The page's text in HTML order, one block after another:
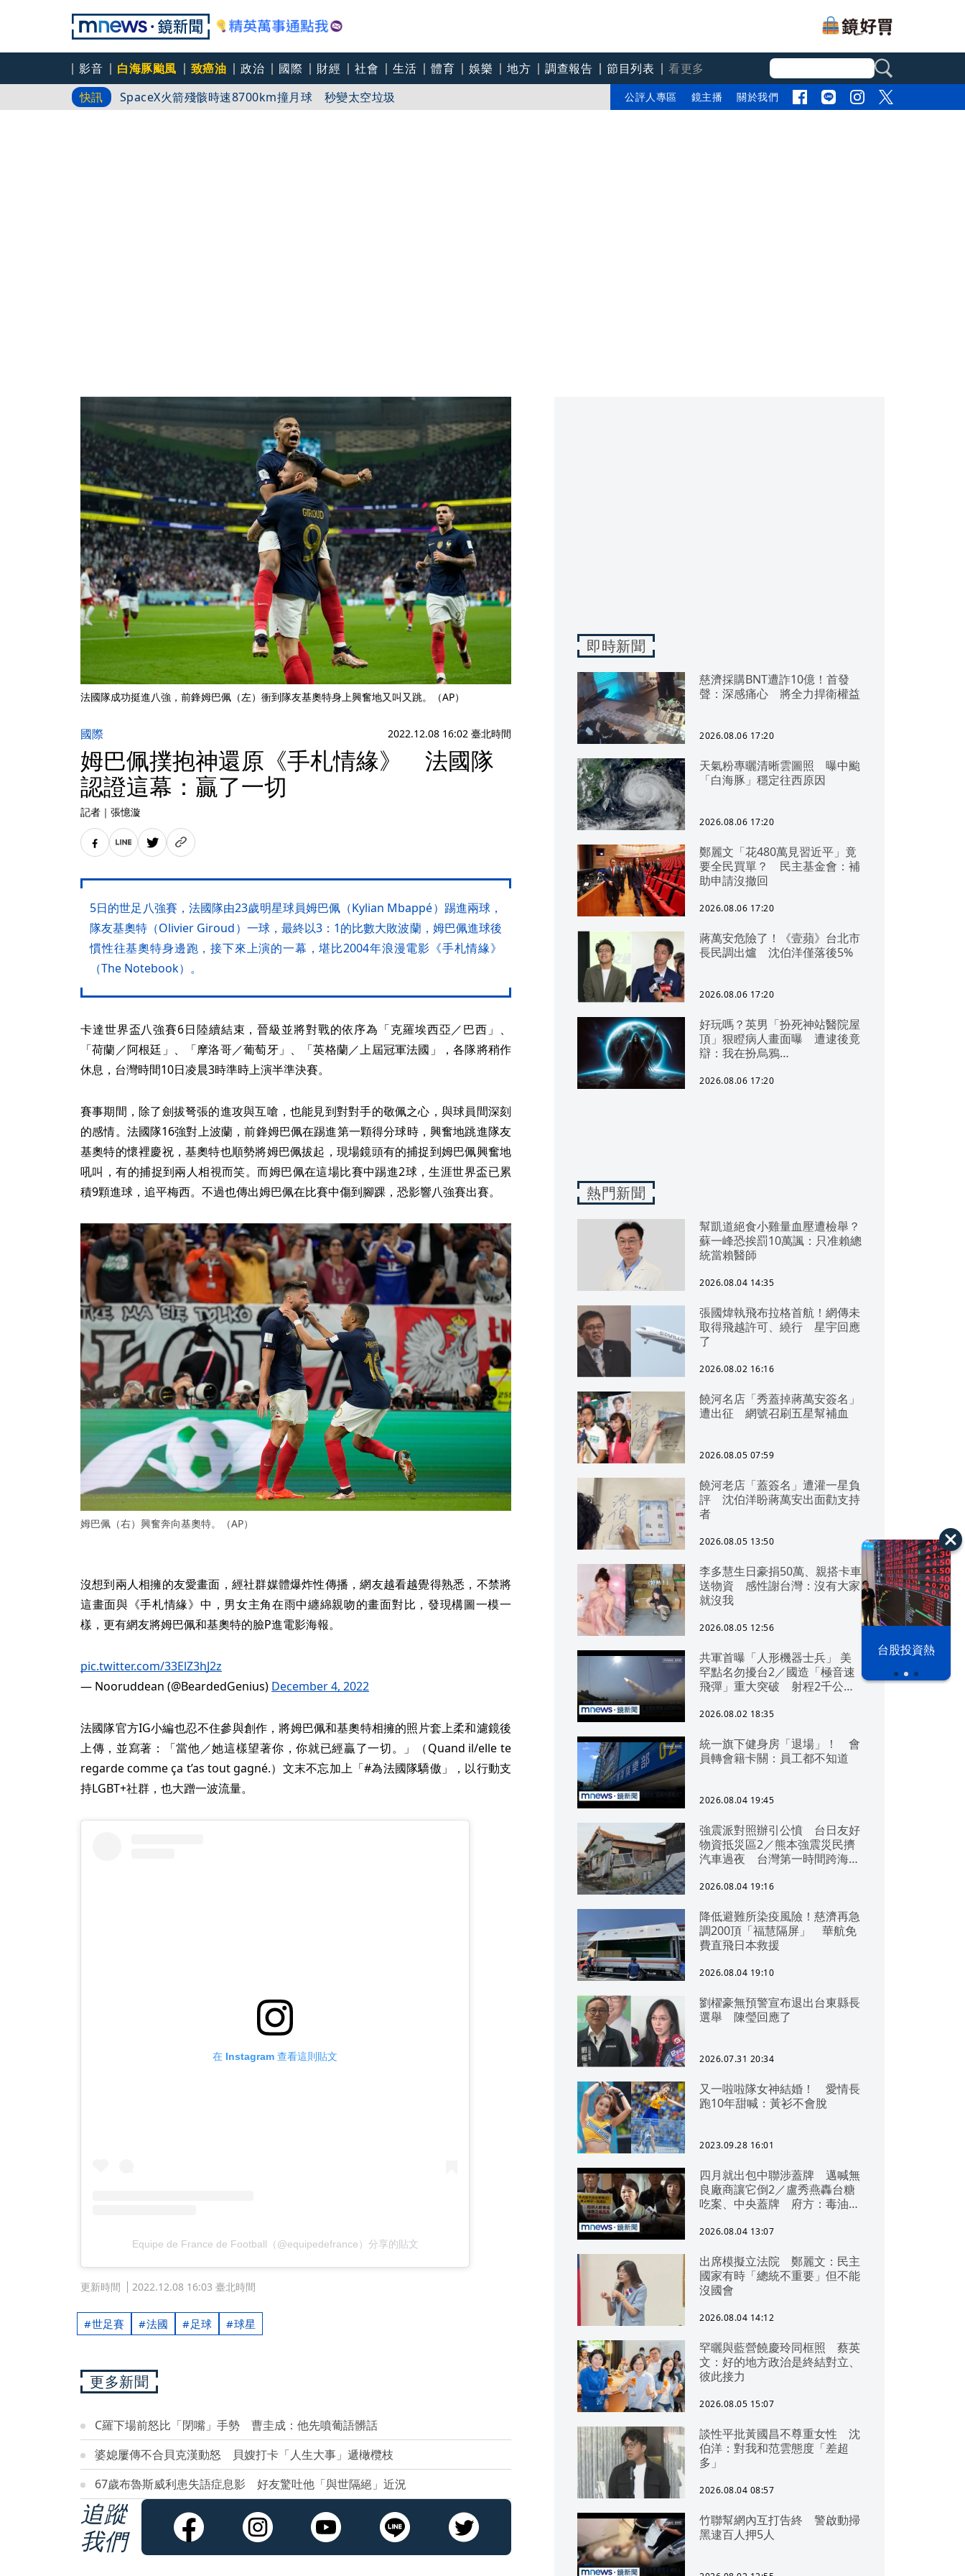
影音 白海豚颱風 致癌油 政治 國際 財經 社會 生活 體育 娛樂 地方 調查報告 節目列表
看更多
快訊
誆「可牽線郭台銘」採購BNT疫苗 神鬼女律師詐慈濟10億
SpaceX火箭殘骸時速8700km撞月球 秒變太空垃圾
公評人專區 鏡主播 關於我們
之下
台股投資熱
法國隊成功挺進八強，前鋒姆巴佩（左）衝到隊友基奧特身上興奮地又叫又跳。（AP）
國際 2022.12.08 16:02 臺北時間
姆巴佩撲抱神還原《手札情緣》 法國隊
認證這幕：贏了一切
記者 ｜ 張憶漩
5日的世足八強賽，法國隊由23歲明星球員姆巴佩（Kylian Mbappé）踢進兩球，
隊友基奧特（Olivier Giroud）一球，最終以3：1的比數大敗波蘭，姆巴佩進球後
慣性往基奧特身邊跑，接下來上演的一幕，堪比2004年浪漫電影《手札情緣》
（The Notebook）。
卡達世界盃八強賽6日陸續結束，晉級並將對戰的依序為「克羅埃西亞／巴西」、
「荷蘭／阿根廷」、「摩洛哥／葡萄牙」、「英格蘭／上屆冠軍法國」，各隊將稍作
休息，台灣時間10日凌晨3時準時上演半準決賽。
賽事期間，除了劍拔弩張的進攻與互嗆，也能見到對對手的敬佩之心，與球員間深刻
的感情。法國隊16強對上波蘭，前鋒姆巴佩在踢進第一顆得分球時，興奮地跳進隊友
基奧特的懷裡慶祝，基奧特也順勢將姆巴佩拔起，現場鏡頭有的捕捉到姆巴佩興奮地
吼叫，有的捕捉到兩人相視而笑。而姆巴佩在這場比賽中踢進2球，生涯世界盃已累
積9顆進球，追平梅西。不過也傳出姆巴佩在比賽中傷到腳踝，恐影響八強賽出賽。
姆巴佩（右）興奮奔向基奧特。（AP）
沒想到兩人相擁的友愛畫面，經社群媒體爆炸性傳播，網友越看越覺得熟悉，不禁將
這畫面與《手札情緣》中，男女主角在雨中纏綿親吻的畫面對比，發現構圖一模一
樣，更有網友將姆巴佩和基奧特的臉P進電影海報。
pic.twitter.com/33ElZ3hJ2z
— Nooruddean (@BeardedGenius) December 4, 2022
法國隊官方IG小編也忍不住參與創作，將姆巴佩和基奧特相擁的照片套上柔和濾鏡後
上傳，並寫著：「當他／她這樣望著你，你就已經贏了一切。」（Quand il/elle te
regarde comme ça t’as tout gagné.）文末不忘加上「#為法國隊驕傲」，以行動支
持LGBT+社群，也大蹭一波流量。
在 Instagram 查看這則貼文
Equipe de France de Football（@equipedefrance）分享的貼文
更新時間 2022.12.08 16:03 臺北時間
世足賽 法國 足球 球星
更多新聞
C羅下場前怒比「閉嘴」手勢 曹圭成：他先噴葡語髒話
婆媳屢傳不合貝克漢動怒 貝嫂打卡「人生大事」遞橄欖枝
67歲布魯斯威利患失語症息影 好友驚吐他「與世隔絕」近況
追蹤
我們
即時新聞
慈濟採購BNT遭詐10億！首發
聲：深感痛心 將全力捍衛權益
2026.08.06 17:20
天氣粉專曬清晰雲圖照 曝中颱
「白海豚」穩定往西原因
2026.08.06 17:20
鄭麗文「花480萬見習近平」竟
要全民買單？ 民主基金會：補
助申請沒撤回
2026.08.06 17:20
蔣萬安危險了！《壹蘋》台北市
長民調出爐 沈伯洋僅落後5%
2026.08.06 17:20
好玩嗎？英男「扮死神站醫院屋
頂」狠瞪病人畫面曝 遭逮後竟
辯：我在扮烏鴉…
2026.08.06 17:20
熱門新聞
幫凱道絕食小雞量血壓遭檢舉？
蘇一峰恐挨罰10萬諷：只准賴總
統當賴醫師
2026.08.04 14:35
張國煒執飛布拉格首航！網傳未
取得飛越許可、繞行 星宇回應
了
2026.08.02 16:16
饒河名店「秀蓋掉蔣萬安簽名」
遭出征 網號召刷五星幫補血
2026.08.05 07:59
饒河老店「蓋簽名」遭灌一星負
評 沈伯洋盼蔣萬安出面勸支持
者
2026.08.05 13:50
李多慧生日豪捐50萬、親搭卡車
送物資 感性謝台灣：沒有大家
就沒我
2026.08.05 12:56
共軍首曝「人形機器士兵」 美
罕點名勿擾台2／國造「極音速
飛彈」重大突破 射程2千公里
2026.08.02 18:35
統一旗下健身房「退場」！ 會
員轉會籍卡關：員工都不知道
2026.08.04 19:45
強震派對照辦引公憤 台日友好
物資抵災區2／熊本強震災民擠
汽車過夜 台灣第一時間跨海急
2026.08.04 19:16
降低避難所染疫風險！慈濟再急
調200頂「福慧隔屏」 華航免
費直飛日本救援
2026.08.04 19:10
劉櫂豪無預警宣布退出台東縣長
選舉 陳瑩回應了
2026.07.31 20:34
又一啦啦隊女神結婚！ 愛情長
跑10年甜喊：黃衫不會脫
2023.09.28 16:01
四月就出包中聯涉蓋牌 邁喊無
良廠商讓它倒2／盧秀燕轟台糖
吃案、中央蓋牌 府方：毒油一
2026.08.04 13:07
出席模擬立法院 鄭麗文：民主
國家有時「總統不重要」但不能
沒國會
2026.08.04 14:12
罕曬與藍營饒慶玲同框照 蔡英
文：好的地方政治是終結對立、
彼此接力
2026.08.05 15:07
談性平批黃國昌不尊重女性 沈
伯洋：對我和范雲態度「差超
多」
2026.08.04 08:57
竹聯幫網內互打告終 警啟動掃
黑逮百人押5人